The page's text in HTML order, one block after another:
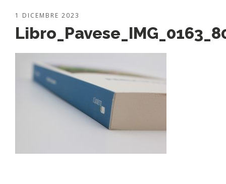
1 DICEMBRE 2023